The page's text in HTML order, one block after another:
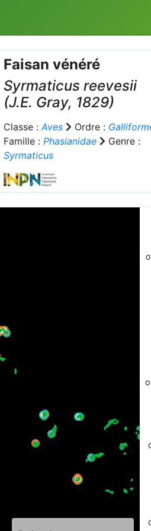
Faisan vénéré
Syrmaticus reevesii
(J.E. Gray, 1829)
Classe :Aves Ordre :
Famille : Phasianidae
Genre :
Syrmaticus